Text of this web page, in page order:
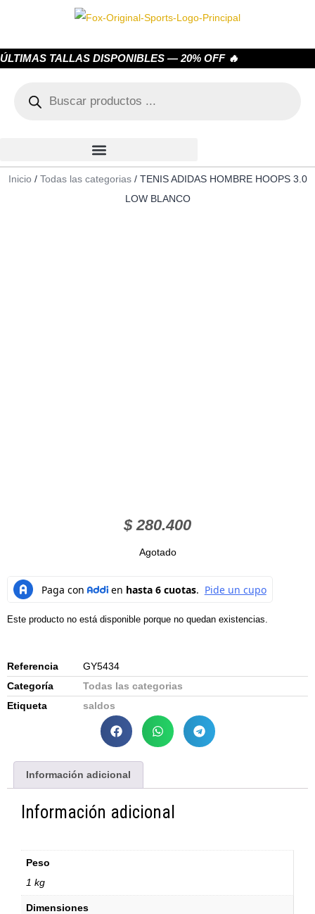
ÚLTIMAS TALLAS DISPONIBLES — 20% OFF 🔥
Inicio/ Todas las categorias/ TENIS ADIDAS HOMBRE HOOPS 3.0
LOW BLANCO
$280.400
Agotado
Este producto no está disponible porque no quedan existencias.
Referencia
GY5434
Categoría
Todas las categorias
Etiqueta
saldos
Información adicional
Información adicional
Peso
1 kg
Dimensiones